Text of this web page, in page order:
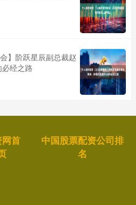
】阶跃星辰副总裁赵
经之路
首
中国股票配资公司排
名